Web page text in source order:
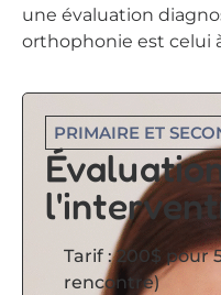
une évaluation
orthophonie est celui
PRIMAIRE ET
Tarif : 200$ pour
rencontre)